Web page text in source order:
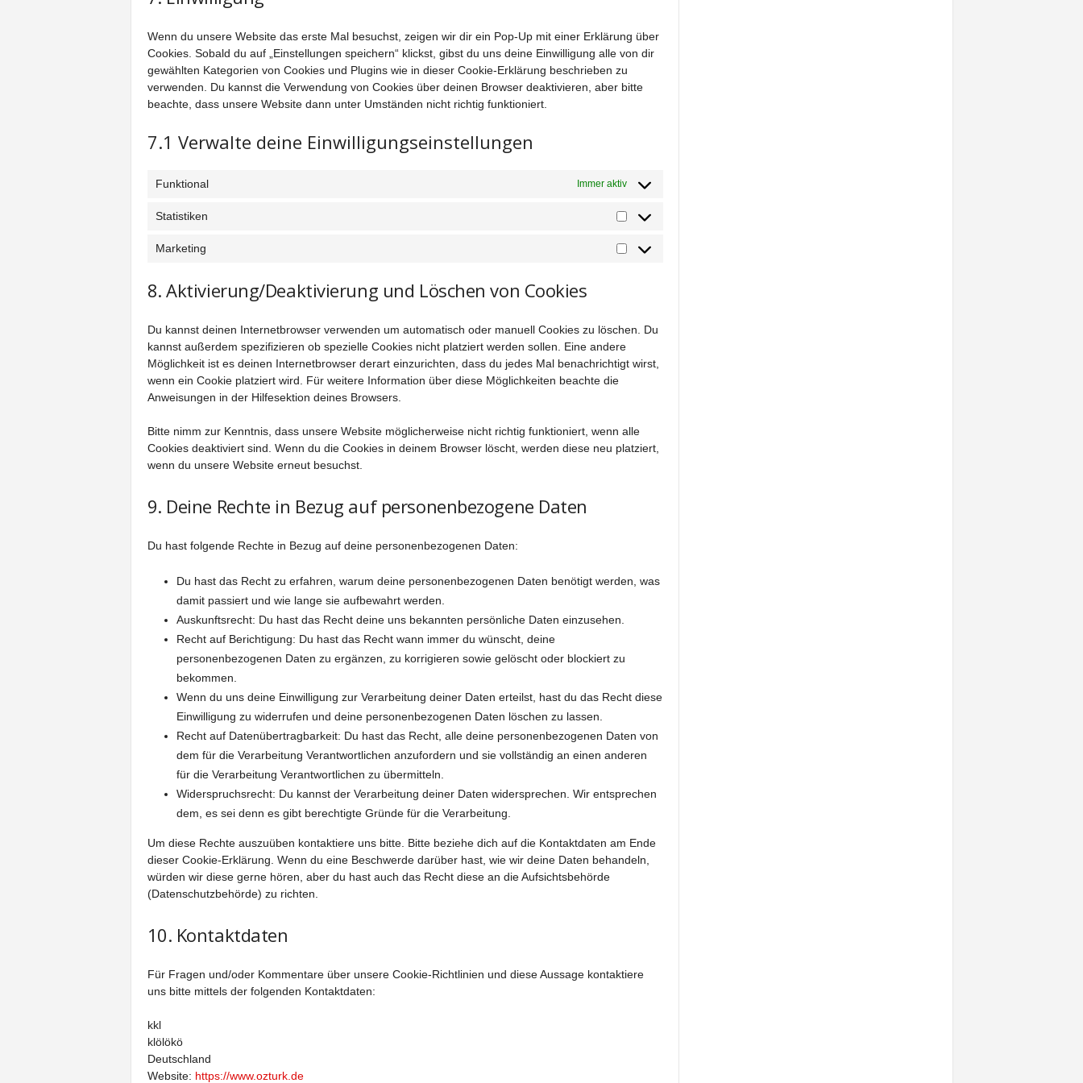
Wenn du unsere Website das erste Mal besuchst, zeigen wir dir ein Pop-Up mit einer Erklärung über
Cookies. Sobald du auf „Einstellungen speichern“ klickst, gibst du uns deine Einwilligung alle von dir
gewählten Kategorien von Cookies und Plugins wie in dieser Cookie-Erklärung beschrieben zu
verwenden. Du kannst die Verwendung von Cookies über deinen Browser deaktivieren, aber bitte
beachte, dass unsere Website dann unter Umständen nicht richtig funktioniert.
7.1 Verwalte deine Einwilligungseinstellungen
Funktional Immer aktiv
Statistiken
Statistiken
Marketing
Marketing
8. Aktivierung/Deaktivierung und Löschen von Cookies
Du kannst deinen Internetbrowser verwenden um automatisch oder manuell Cookies zu löschen. Du
kannst außerdem spezifizieren ob spezielle Cookies nicht platziert werden sollen. Eine andere
Möglichkeit ist es deinen Internetbrowser derart einzurichten, dass du jedes Mal benachrichtigt wirst,
wenn ein Cookie platziert wird. Für weitere Information über diese Möglichkeiten beachte die
Anweisungen in der Hilfesektion deines Browsers.
Bitte nimm zur Kenntnis, dass unsere Website möglicherweise nicht richtig funktioniert, wenn alle
Cookies deaktiviert sind. Wenn du die Cookies in deinem Browser löscht, werden diese neu platziert,
wenn du unsere Website erneut besuchst.
9. Deine Rechte in Bezug auf personenbezogene Daten
Du hast folgende Rechte in Bezug auf deine personenbezogenen Daten:
Du hast das Recht zu erfahren, warum deine personenbezogenen Daten benötigt werden, was
damit passiert und wie lange sie aufbewahrt werden.
Auskunftsrecht: Du hast das Recht deine uns bekannten persönliche Daten einzusehen.
Recht auf Berichtigung: Du hast das Recht wann immer du wünscht, deine
personenbezogenen Daten zu ergänzen, zu korrigieren sowie gelöscht oder blockiert zu
bekommen.
Wenn du uns deine Einwilligung zur Verarbeitung deiner Daten erteilst, hast du das Recht diese
Einwilligung zu widerrufen und deine personenbezogenen Daten löschen zu lassen.
Recht auf Datenübertragbarkeit: Du hast das Recht, alle deine personenbezogenen Daten von
dem für die Verarbeitung Verantwortlichen anzufordern und sie vollständig an einen anderen
für die Verarbeitung Verantwortlichen zu übermitteln.
Widerspruchsrecht: Du kannst der Verarbeitung deiner Daten widersprechen. Wir entsprechen
dem, es sei denn es gibt berechtigte Gründe für die Verarbeitung.
Um diese Rechte auszuüben kontaktiere uns bitte. Bitte beziehe dich auf die Kontaktdaten am Ende
dieser Cookie-Erklärung. Wenn du eine Beschwerde darüber hast, wie wir deine Daten behandeln,
würden wir diese gerne hören, aber du hast auch das Recht diese an die Aufsichtsbehörde
(Datenschutzbehörde) zu richten.
10. Kontaktdaten
Für Fragen und/oder Kommentare über unsere Cookie-Richtlinien und diese Aussage kontaktiere
uns bitte mittels der folgenden Kontaktdaten:
kkl
klölökö
Deutschland
Website: https://www.ozturk.de